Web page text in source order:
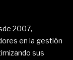
2007,
en la gestión
sus